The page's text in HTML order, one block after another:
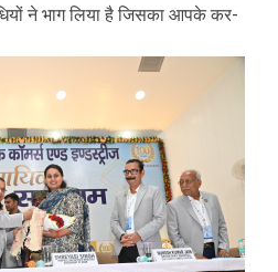
ने भाग लिया है जिसका आपके कर-